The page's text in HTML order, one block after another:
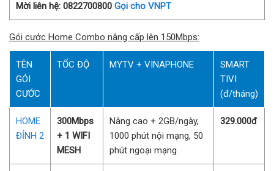
Mời liên hệ: 0822700800 Gọi cho VNPT
Gói cước Home Combo nâng cấp lên 150Mbps:
TÊN
GÓI
CƯỚC
TỐC ĐỘ MYTV + VINAPHONE
SMART
TIVI
(đ/tháng)
HOME
ĐỈNH 2
300Mbps
+ 1 WIFI
MESH
Nâng cao + 2GB/ngày,
1000 phút nội mạng, 50
phút ngoại mạng
329.000đ